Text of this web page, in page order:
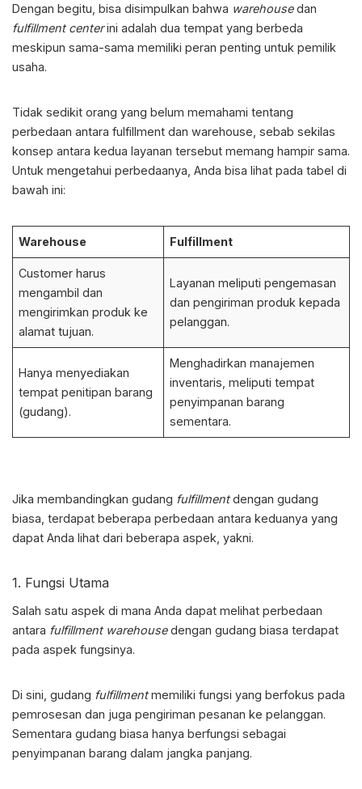
Dengan begitu, bisa disimpulkan bahwa warehousedan
fulfillment centerini adalah dua tempat yang berbeda
meskipun sama-sama memiliki peran penting untuk pemilik
usaha.
Tidak sedikit orang yang belum memahami tentang
perbedaan antara fulfillment dan warehouse, sebab sekilas
konsep antara kedua layanan tersebut memang hampir sama.
Untuk mengetahui perbedaanya, Anda bisa lihat pada tabel di
bawah ini:
Warehouse Fulfillment
Customer harus
mengambil dan
mengirimkan produk ke
alamat tujuan.
Layanan meliputi pengemasan
dan pengiriman produk kepada
pelanggan.
Hanya menyediakan
tempat penitipan barang
(gudang).
Menghadirkan manajemen
inventaris, meliputi tempat
penyimpanan barang
sementara.
Jika membandingkan gudang fulfillmentdengan gudang
biasa, terdapat beberapa perbedaan antara keduanya yang
dapat Anda lihat dari beberapa aspek, yakni.
1. Fungsi Utama
Salah satu aspek di mana Anda dapat melihat perbedaan
antara fulfillment warehousedengan gudang biasa terdapat
pada aspek fungsinya.
Di sini, gudang fulfillmentmemiliki fungsi yang berfokus pada
pemrosesan dan juga pengiriman pesanan ke pelanggan.
Sementara gudang biasa hanya berfungsi sebagai
penyimpanan barang dalam jangka panjang.